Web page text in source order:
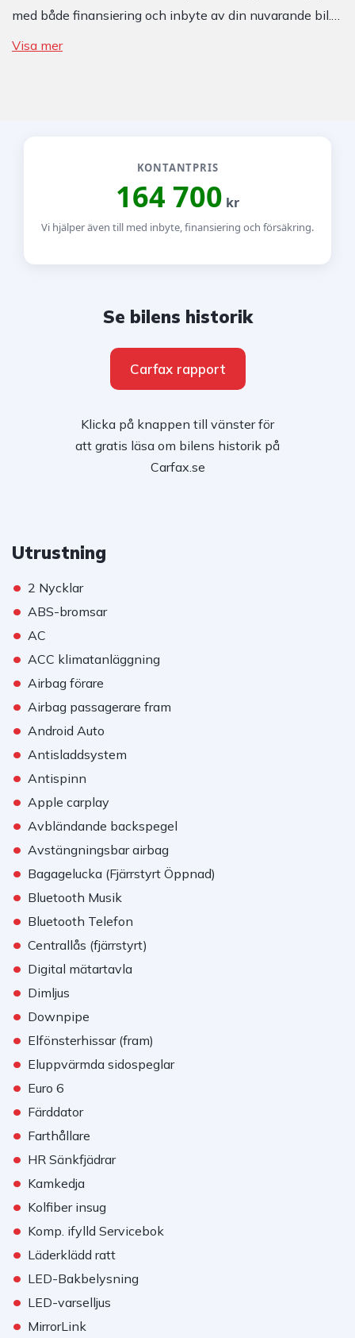
med både finansiering och inbyte av din nuvarande bil.…
Visa mer
KONTANTPRIS
164 700 kr
Vi hjälper även till med inbyte, finansiering och försäkring.
Se bilens historik
Carfax rapport
Klicka på knappen till vänster för
att gratis läsa om bilens historik på
Carfax.se
Utrustning
• 2 Nycklar
• ABS-bromsar
• AC
• ACC klimatanläggning
• Airbag förare
• Airbag passagerare fram
• Android Auto
• Antisladdsystem
• Antispinn
• Apple carplay
• Avbländande backspegel
• Avstängningsbar airbag
• Bagagelucka (Fjärrstyrt Öppnad)
• Bluetooth Musik
• Bluetooth Telefon
• Centrallås (fjärrstyrt)
• Digital mätartavla
• Dimljus
• Downpipe
• Elfönsterhissar (fram)
• Eluppvärmda sidospeglar
• Euro 6
• Färddator
• Farthållare
• HR Sänkfjädrar
• Kamkedja
• Kolfiber insug
• Komp. ifylld Servicebok
• Läderklädd ratt
• LED-Bakbelysning
• LED-varselljus
• MirrorLink